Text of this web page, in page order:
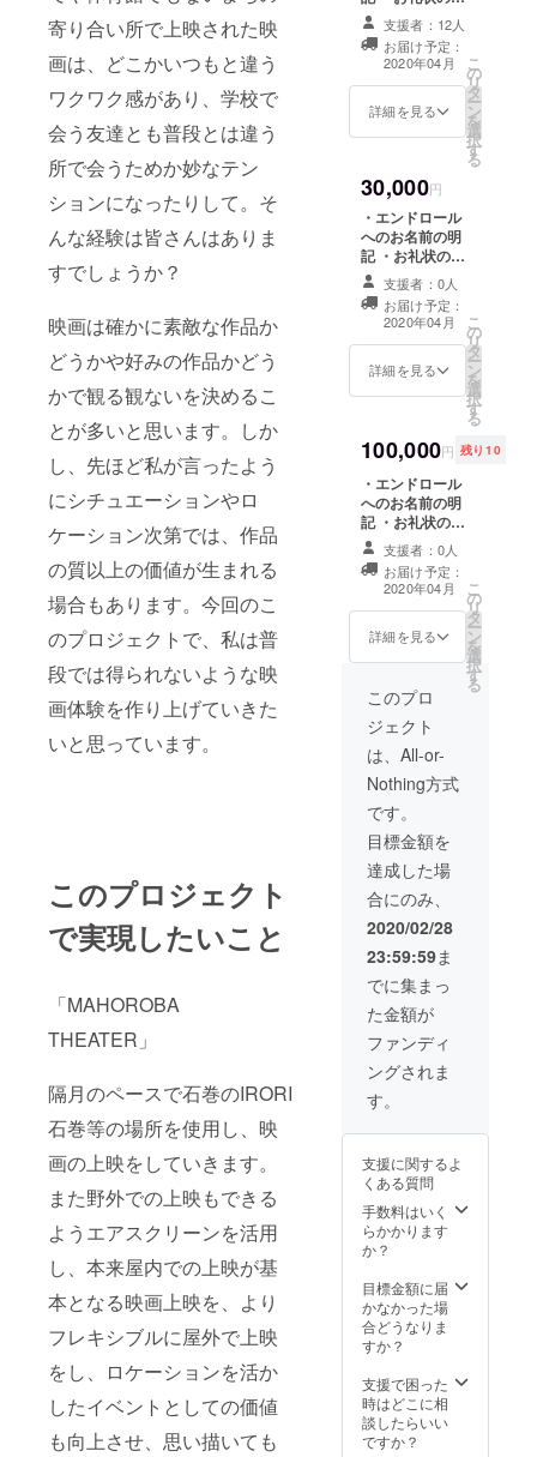
寄り合い所で上映された映
画は、どこかいつもと違う
ワクワク感があり、学校で
会う友達とも普段とは違う
所で会うためか妙なテン
ションになったりして。そ
んな経験は皆さんはありま
すでしょうか？
映画は確かに素敵な作品か
どうかや好みの作品かどう
かで観る観ないを決めるこ
とが多いと思います。しか
し、先ほど私が言ったよう
にシチュエーションやロ
ケーション次第では、作品
の質以上の価値が生まれる
場合もあります。今回のこ
のプロジェクトで、私は普
段では得られないような映
画体験を作り上げていきた
いと思っています。
このプロジェクト
で実現したいこと
「MAHOROBA
THEATER」
隔月のペースで石巻のIRORI
石巻等の場所を使用し、映
画の上映をしていきます。
また野外での上映もできる
ようエアスクリーンを活用
し、本来屋内での上映が基
本となる映画上映を、より
フレキシブルに屋外で上映
をし、ロケーションを活か
したイベントとしての価値
も向上させ、思い描いても
待ち申し上
げます。
場：市内屋外 ※
作品については
現在交渉中 1
月：何がジェー
ンに起こったの
か / 会場：石巻
市内 3月：支援
者様（10,000
画を3本選び連続
上映 / 会場：市
内屋外
ジュール】 隔月
ペースでの映画
上映 ・映画上映
作品（予定） 5
フィッシュ / 会
場：もものうら
現在交渉中 7
月：ドニー・
ダーコ / 会場：
市内屋外 9月：
ナポレオン・ダ
イナマイト / 会
場：市内施設 11
月：惑星ソラリ
ス / 会場：市内
屋外 ※作品につ
いては現在交渉
中 1月：何が
こったのか / 会
場：石巻市内 3
月：支援者様
（10,000円）の
観たい映画を3本
選び連続上映 /
会場：市内屋外
付 ・映画上映の
際の飲食物の引
換券（有効期
限：2020年4月1
日～2021年4月1
日） ・全上映会
月1日） ・屋外
で観たい映画の
リクエスト（リ
クエストの中か
ら3本、年度末に
連続上映いたし
ます。ご希望の
映画が必ず上映
できるわけでは
ございません
が、最大限上映
できるよう努力
た、ご希望の映
画を備考欄にご
記入ください）
※支援時、必ず備
考欄にご希望の
お名前をご記入
ください。 ※現
地への交通宿泊
費につきまして
は、各自ご負担
願います。 【実
施スケジュー
ル】 隔月ペース
での映画上映 ・
映画上映作品
（予定） 5月：
ビッグ・フィッ
シュ / 会場：も
ものうらビレッ
ジ予定 ※作品に
ついては現在交
渉中 7月：ド
ニー・ダーコ /
会場：市内屋外
9月：ナポレオ
ン・ダイナマイ
ト / 会場：市内
施設 11月：惑星
ソラリス / 会
場：市内屋外 ※
作品については
現在交渉中 1
月：何がジェー
ンに起こったの
か / 会場：石巻
市内 3月：支援
者様（10,000
画を3本選び連続
上映 / 会場：市
内屋外
支援者：12人
お届け予定：
2020年04月
詳細を見る
こ
の
リ
タ
ー
ン
を
選
択
す
る
30,000円
・エンドロール
へのお名前の明
記 ・お礼状の送
付 ・映画上映の
際の飲食物の引
換券（有効期
限：2020年4月1
日～2021年4月1
日） ・全上映会
月1日） ・屋外
で観たい映画の
リクエスト（リ
クエストの中か
ら3本、年度末に
連続上映いたし
ます。ご希望の
映画が必ず上映
できるわけでは
が、最大限上映
できるよう努力
た、ご希望の映
画を備考欄にご
記入ください）
※支援時、必ず備
考欄にご希望の
お名前をご記入
ください。 ※現
地への交通宿泊
費につきまして
は、各自ご負担
願います。 ・目
標達成後、1回だ
けエアスクリー
ンの無料レンタ
ルが可能となり
ます。←NEW
【実施スケ
ジュール】 隔月
ペースでの映画
上映 ・映画上映
作品（予定） 5
月：ビッグ・
場：もものうら
ビレッジ予定 ※
作品については
現在交渉中 7
月：ドニー・
ダーコ / 会場：
市内屋外 9月：
イナマイト / 会
場：市内施設 11
月：惑星ソラリ
ス / 会場：市内
いては現在交渉
中 1月：何が
ジェーンに起
こったのか / 会
支援者：0人
お届け予定：
2020年04月
詳細を見る
こ
の
リ
タ
ー
ン
を
選
択
す
る
100,000円 残り10
・エンドロール
へのお名前の明
記 ・お礼状の送
付 ・映画上映の
際の飲食物の引
換券（有効期
限：2020年4月1
日～2021年4月1
日） ・全上映会
月1日～2021年4
月1日） ・屋外
で観たい映画の
リクエスト（リ
クエストの中か
ら3本、年度末に
連続上映いたし
ます。ご希望の
映画が必ず上映
できるわけでは
ございません
が、最大限上映
できるよう努力
た、ご希望の映
画を備考欄にご
記入ください）
※支援時、必ず備
考欄にご希望の
お名前をご記入
ください。 ※現
地への交通宿泊
費につきまして
は、各自ご負担
願います。 ・目
標達成後、10回
までエアスク
リーンの無料レ
ンタルが可能と
なります。
ケジュール】 隔
月ペースでの映
画上映 ・映画上
映作品（予定）
フィッシュ / 会
場：もものうら
ビレッジ予定 ※
作品については
支援者：0人
お届け予定：
2020年04月
詳細を見る
こ
の
リ
タ
ー
ン
を
選
択
す
る
このプロ
ジェクト
は、All-or-
Nothing方式
です。
目標金額を
達成した場
合にのみ、
2020/02/28
23:59:59ま
でに集まっ
た金額が
ファンディ
ングされま
す。
支援に関するよ
くある質問
手数料はいく
らかかります
か？
目標金額に届
かなかった場
合どうなりま
すか？
支援で困った
時はどこに相
談したらいい
ですか？